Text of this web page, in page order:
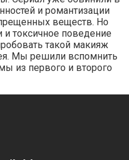
и романтизации
веществ. Но
и токсичное поведение
такой макияж
Мы решили вспомнить
из первого и второго